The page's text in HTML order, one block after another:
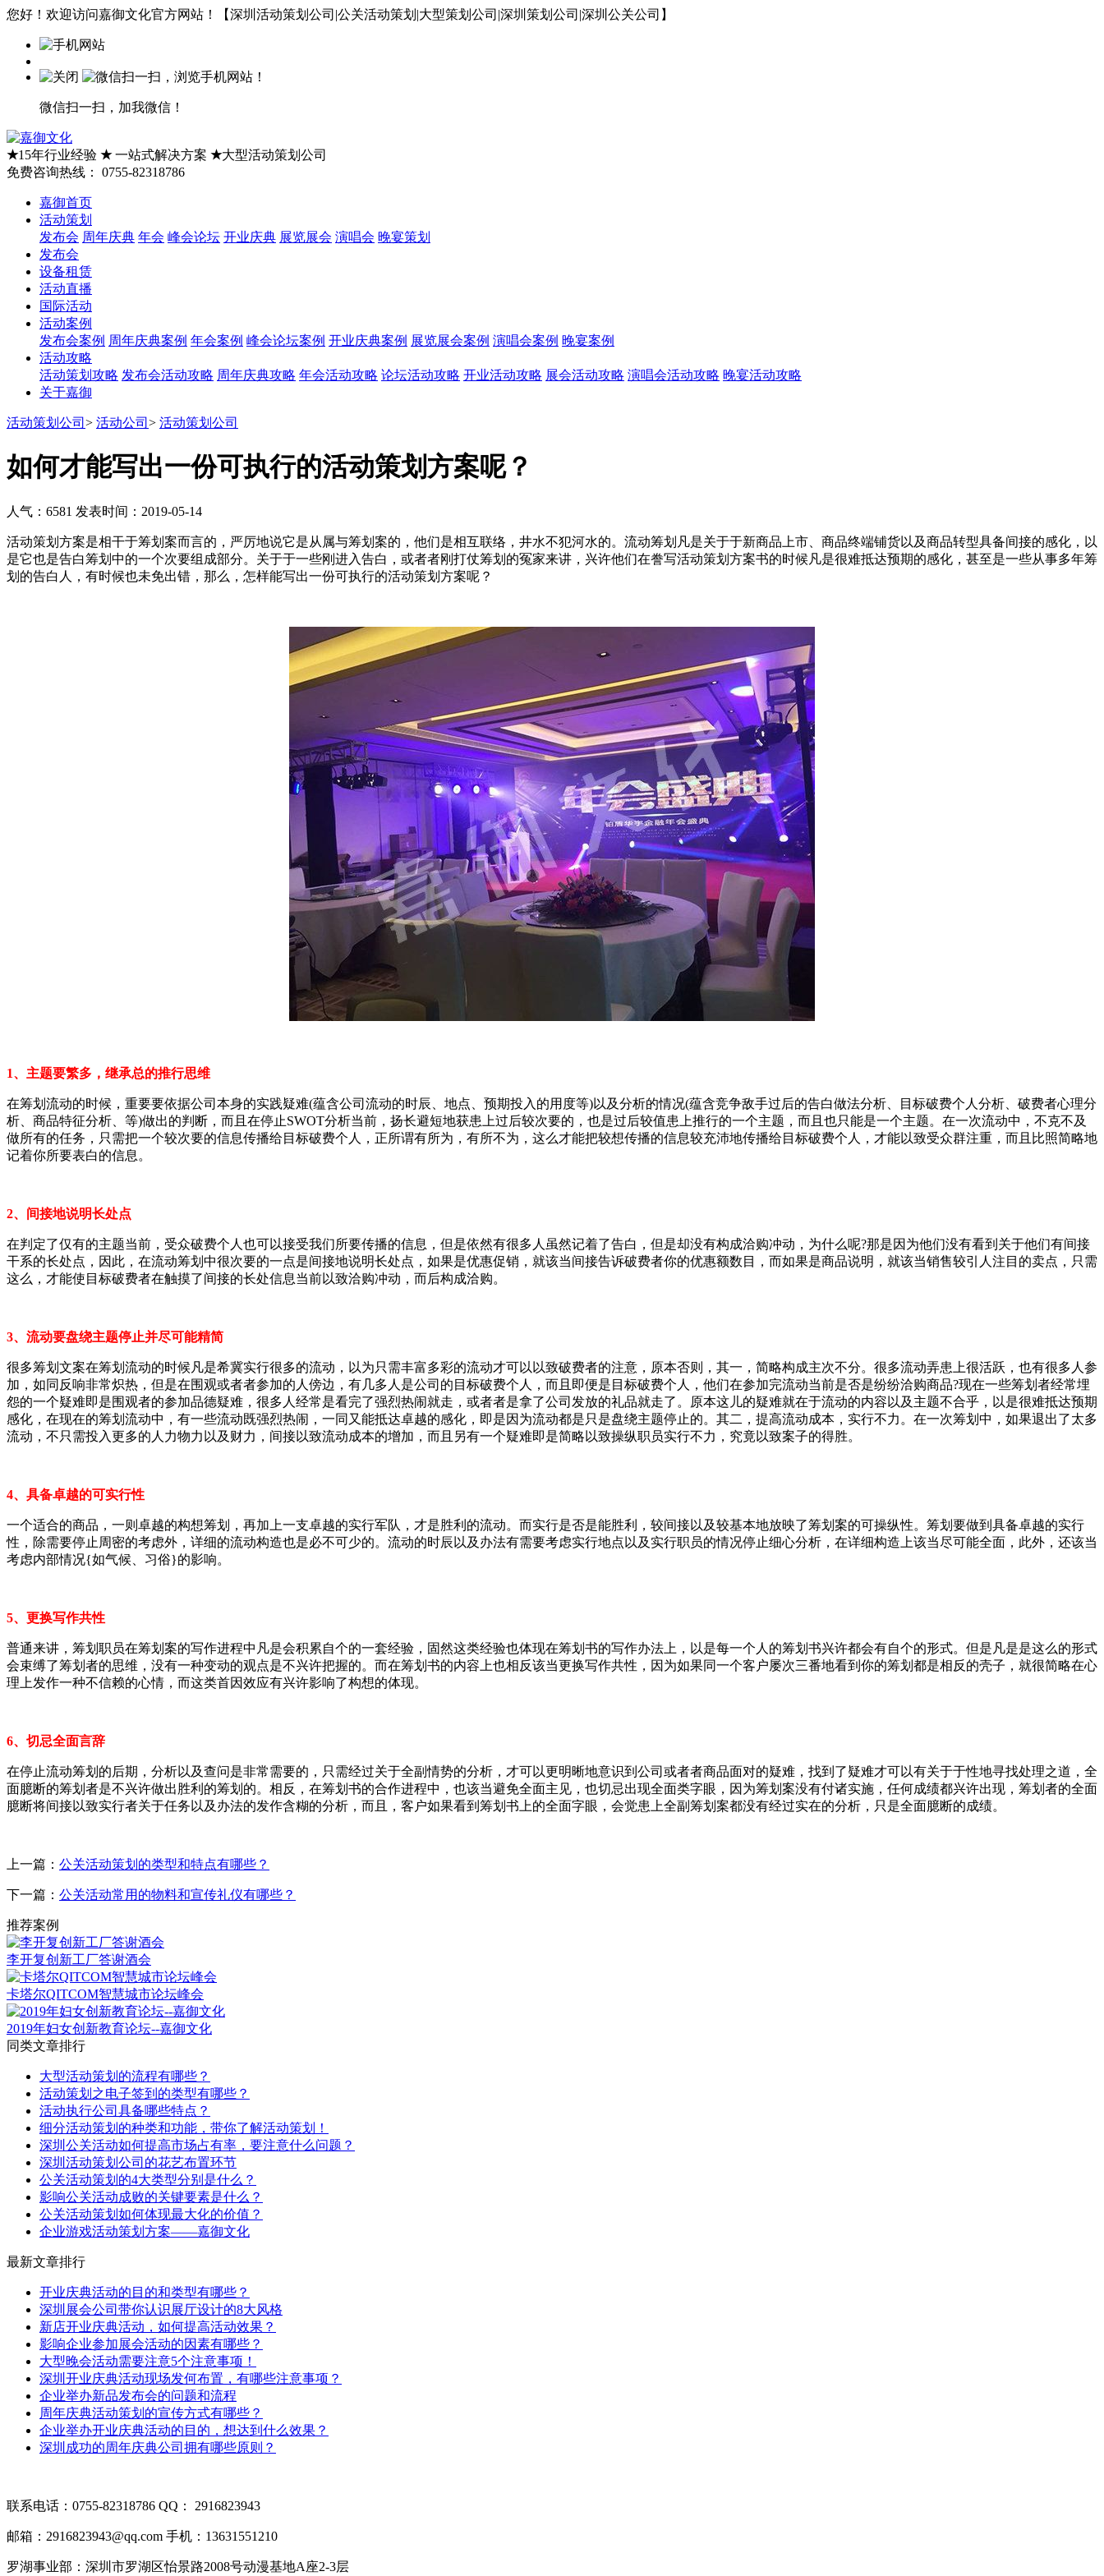
您好！欢迎访问嘉御文化官方网站！【深圳活动策划公司|公关活动策划|大型策划公司|深圳策划公司|深圳公关公司】
微信扫一扫，加我微信！
★15年行业经验 ★一站式解决方案 ★大型活动策划公司
免费咨询热线：
0755-82318786
嘉御首页
活动策划
发布会 周年庆典 年会 峰会论坛 开业庆典 展览展会 演唱会 晚宴策划
发布会
设备租赁
活动直播
国际活动
活动案例
发布会案例 周年庆典案例 年会案例 峰会论坛案例 开业庆典案例 展览展会案例 演唱会案例 晚宴案例
活动攻略
活动策划攻略 发布会活动攻略 周年庆典攻略 年会活动攻略 论坛活动攻略 开业活动攻略 展会活动攻略 演唱会活动攻略 晚宴活动攻略
关于嘉御
活动策划公司 > 活动公司 > 活动策划公司
如何才能写出一份可执行的活动策划方案呢？
人气：6581 发表时间：2019-05-14
活动策划方案是相干于筹划案而言的，严厉地说它是从属与筹划案的，他们是相互联络，井水不犯河水的。流动筹划凡是关于于新商品上市、商品终端铺货以及商品转型具备间接的感化，以
是它也是告白筹划中的一个次要组成部分。关于于一些刚进入告白，或者者刚打仗筹划的冤家来讲，兴许他们在誊写活动策划方案书的时候凡是很难抵达预期的感化，甚至是一些从事多年筹
划的告白人，有时候也未免出错，那么，怎样能写出一份可执行的活动策划方案呢？
1、主题要繁多，继承总的推行思维
在筹划流动的时候，重要要依据公司本身的实践疑难(蕴含公司流动的时辰、地点、预期投入的用度等)以及分析的情况(蕴含竞争敌手过后的告白做法分析、目标破费个人分析、破费者心理分
析、商品特征分析、等)做出的判断，而且在停止SWOT分析当前，扬长避短地获患上过后较次要的，也是过后较值患上推行的一个主题，而且也只能是一个主题。在一次流动中，不克不及
做所有的任务，只需把一个较次要的信息传播给目标破费个人，正所谓有所为，有所不为，这么才能把较想传播的信息较充沛地传播给目标破费个人，才能以致受众群注重，而且比照简略地
记着你所要表白的信息。
2、间接地说明长处点
在判定了仅有的主题当前，受众破费个人也可以接受我们所要传播的信息，但是依然有很多人虽然记着了告白，但是却没有构成洽购冲动，为什么呢?那是因为他们没有看到关于他们有间接
干系的长处点，因此，在流动筹划中很次要的一点是间接地说明长处点，如果是优惠促销，就该当间接告诉破费者你的优惠额数目，而如果是商品说明，就该当销售较引人注目的卖点，只需
这么，才能使目标破费者在触摸了间接的长处信息当前以致洽购冲动，而后构成洽购。
3、流动要盘绕主题停止并尽可能精简
很多筹划文案在筹划流动的时候凡是希冀实行很多的流动，以为只需丰富多彩的流动才可以以致破费者的注意，原本否则，其一，简略构成主次不分。很多流动弄患上很活跃，也有很多人参
加，如同反响非常炽热，但是在围观或者者参加的人傍边，有几多人是公司的目标破费个人，而且即便是目标破费个人，他们在参加完流动当前是否是纷纷洽购商品?现在一些筹划者经常埋
怨的一个疑难即是围观者的参加品德疑难，很多人经常是看完了强烈热闹就走，或者者是拿了公司发放的礼品就走了。原本这儿的疑难就在于流动的内容以及主题不合乎，以是很难抵达预期
感化，在现在的筹划流动中，有一些流动既强烈热闹，一同又能抵达卓越的感化，即是因为流动都是只是盘绕主题停止的。其二，提高流动成本，实行不力。在一次筹划中，如果退出了太多
流动，不只需投入更多的人力物力以及财力，间接以致流动成本的增加，而且另有一个疑难即是简略以致操纵职员实行不力，究竟以致案子的得胜。
4、具备卓越的可实行性
一个适合的商品，一则卓越的构想筹划，再加上一支卓越的实行军队，才是胜利的流动。而实行是否是能胜利，较间接以及较基本地放映了筹划案的可操纵性。筹划要做到具备卓越的实行
性，除需要停止周密的考虑外，详细的流动构造也是必不可少的。流动的时辰以及办法有需要考虑实行地点以及实行职员的情况停止细心分析，在详细构造上该当尽可能全面，此外，还该当
考虑内部情况{如气候、习俗}的影响。
5、更换写作共性
普通来讲，筹划职员在筹划案的写作进程中凡是会积累自个的一套经验，固然这类经验也体现在筹划书的写作办法上，以是每一个人的筹划书兴许都会有自个的形式。但是凡是是这么的形式
会束缚了筹划者的思维，没有一种变动的观点是不兴许把握的。而在筹划书的内容上也相反该当更换写作共性，因为如果同一个客户屡次三番地看到你的筹划都是相反的壳子，就很简略在心
理上发作一种不信赖的心情，而这类首因效应有兴许影响了构想的体现。
6、切忌全面言辞
在停止流动筹划的后期，分析以及查问是非常需要的，只需经过关于全副情势的分析，才可以更明晰地意识到公司或者者商品面对的疑难，找到了疑难才可以有关于于性地寻找处理之道，全
面臆断的筹划者是不兴许做出胜利的筹划的。相反，在筹划书的合作进程中，也该当避免全面主见，也切忌出现全面类字眼，因为筹划案没有付诸实施，任何成绩都兴许出现，筹划者的全面
臆断将间接以致实行者关于任务以及办法的发作含糊的分析，而且，客户如果看到筹划书上的全面字眼，会觉患上全副筹划案都没有经过实在的分析，只是全面臆断的成绩。
上一篇： 公关活动策划的类型和特点有哪些？
下一篇： 公关活动常用的物料和宣传礼仪有哪些？
推荐案例
李开复创新工厂答谢酒会
卡塔尔QITCOM智慧城市论坛峰会
2019年妇女创新教育论坛--嘉御文化
同类文章排行
大型活动策划的流程有哪些？
活动策划之电子签到的类型有哪些？
活动执行公司具备哪些特点？
细分活动策划的种类和功能，带你了解活动策划！
深圳公关活动如何提高市场占有率，要注意什么问题？
深圳活动策划公司的花艺布置环节
公关活动策划的4大类型分别是什么？
影响公关活动成败的关键要素是什么？
公关活动策划如何体现最大化的价值？
企业游戏活动策划方案——嘉御文化
最新文章排行
开业庆典活动的目的和类型有哪些？
深圳展会公司带你认识展厅设计的8大风格
新店开业庆典活动，如何提高活动效果？
影响企业参加展会活动的因素有哪些？
大型晚会活动需要注意5个注意事项！
深圳开业庆典活动现场发何布置，有哪些注意事项？
企业举办新品发布会的问题和流程
周年庆典活动策划的宣传方式有哪些？
企业举办开业庆典活动的目的，想达到什么效果？
深圳成功的周年庆典公司拥有哪些原则？
联系电话：0755-82318786 QQ： 2916823943
邮箱：2916823943@qq.com 手机：13631551210
罗湖事业部：深圳市罗湖区怡景路2008号动漫基地A座2-3层